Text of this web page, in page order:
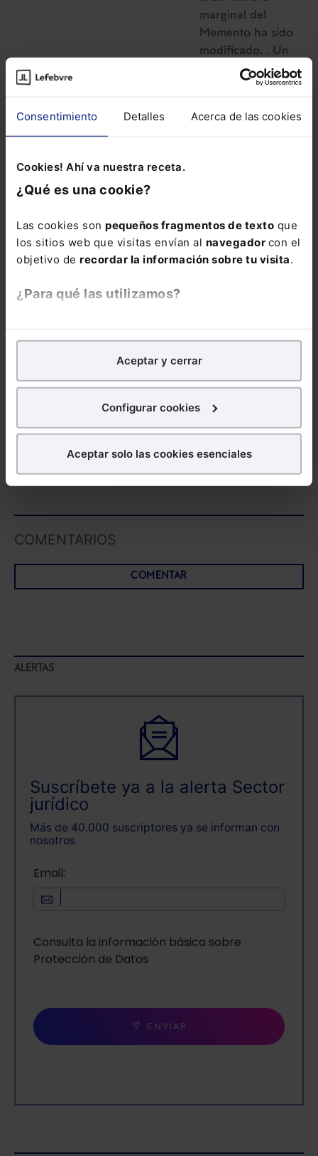
Consentimiento Detalles Acerca de las cookies
Cookies! Ahí va nuestra receta.
¿Qué es una cookie?
Las cookies son pequeños fragmentos de texto que
los sitios web que visitas envían al navegador con el
objetivo de recordar la información sobre tu visita.
¿Para qué las utilizamos?
analíticospara tratar demejorar tu experienciaen
nuestra página web. También con fines publicitarios,
para poder mostrarte publicidad y contenidos de tu
¿Qué puedes hacer?
en la web sea óptima
todas las cookies excepto aquellas imprescindibles.
También puedesconfigurar
navegador. Si no seleccionas ninguna utilizaremos
las que sean indispensables para la navegación.
Aceptar y cerrar
Configurar cookies
Aceptar solo las cookies esenciales
marginal del
Memento ha sido
modificado. . Un
servicio dealerta
con las
vayan produciendo
cada semana.
siguientePack con
un precio especial
para que domines
Memento Social +
Memento Express
Novedades
COMENTARIOS
COMENTAR
ALERTAS
Suscríbete ya a la alerta Sector
jurídico
Más de 40.000 suscriptores ya se informan con
nosotros
Email:
Consulta la información básica sobre
Protección de Datos
ENVIAR